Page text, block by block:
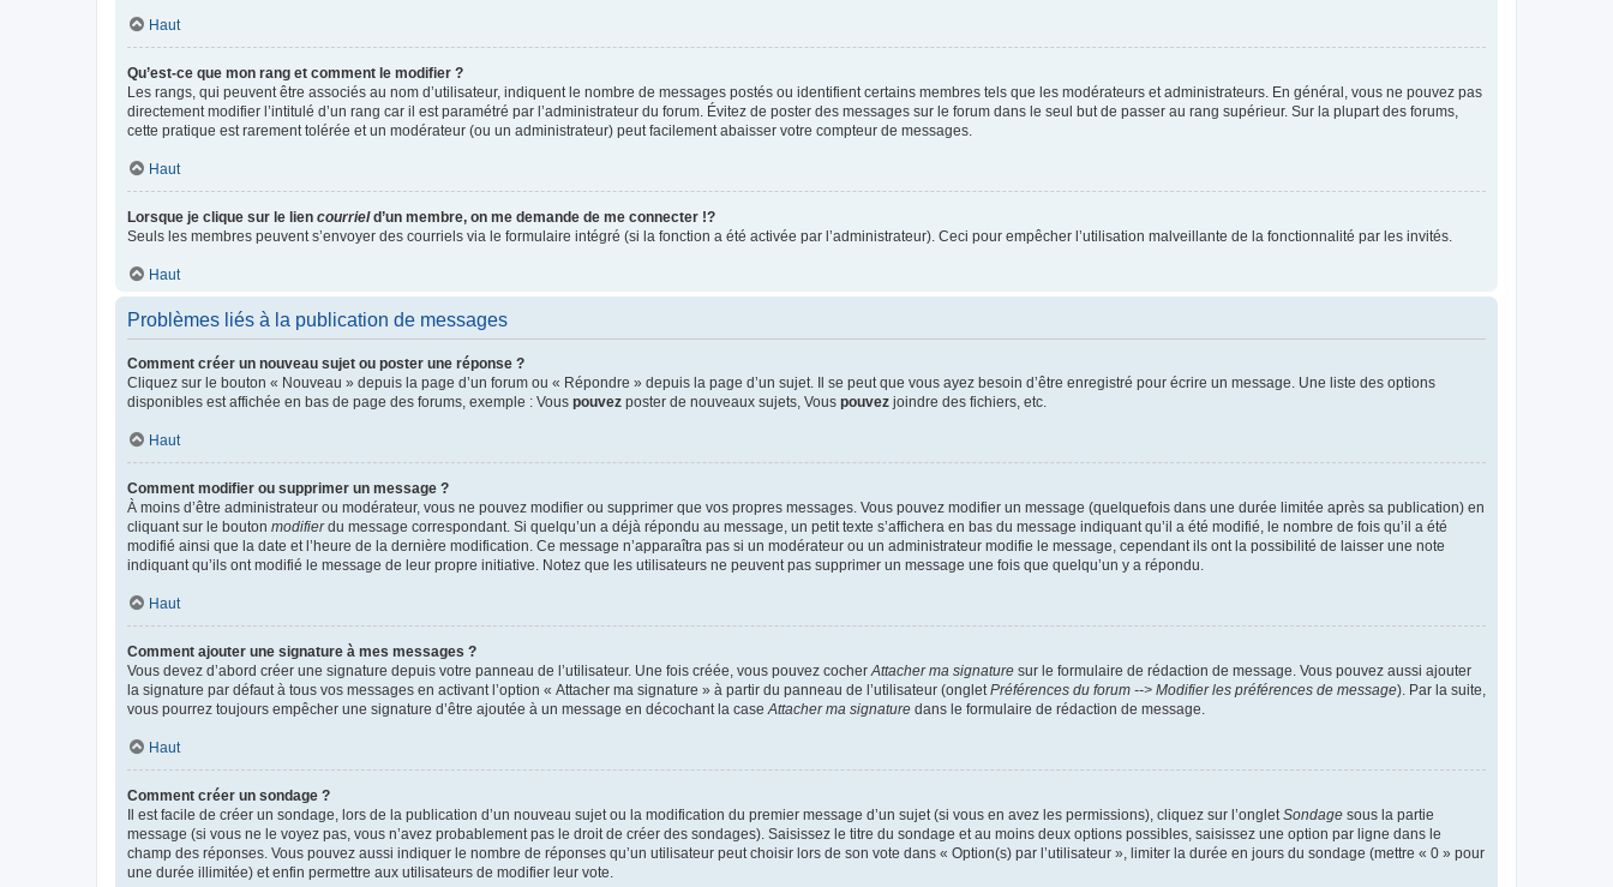
Haut
Qu’est-ce que mon rang et comment le modifier ?
Les rangs, qui peuvent être associés au nom d’utilisateur, indiquent le nombre de messages postés ou identifient certains membres tels que les modérateurs et administrateurs. En général, vous ne pouvez pas
directement modifier l’intitulé d’un rang car il est paramétré par l’administrateur du forum. Évitez de poster des messages sur le forum dans le seul but de passer au rang supérieur. Sur la plupart des forums,
cette pratique est rarement tolérée et un modérateur (ou un administrateur) peut facilement abaisser votre compteur de messages.
Haut
Lorsque je clique sur le lien courrield’un membre, on me demande de me connecter !?
Seuls les membres peuvent s’envoyer des courriels via le formulaire intégré (si la fonction a été activée par l’administrateur). Ceci pour empêcher l’utilisation malveillante de la fonctionnalité par les invités.
Haut
Problèmes liés à la publication de messages
Comment créer un nouveau sujet ou poster une réponse ?
Cliquez sur le bouton « Nouveau » depuis la page d’un forum ou « Répondre » depuis la page d’un sujet. Il se peut que vous ayez besoin d’être enregistré pour écrire un message. Une liste des options
disponibles est affichée en bas de page des forums, exemple : Vous pouvez poster de nouveaux sujets, Vous pouvez joindre des fichiers, etc.
Haut
Comment modifier ou supprimer un message ?
À moins d’être administrateur ou modérateur, vous ne pouvez modifier ou supprimer que vos propres messages. Vous pouvez modifier un message (quelquefois dans une durée limitée après sa publication) en
cliquant sur le bouton modifierdu message correspondant. Si quelqu’un a déjà répondu au message, un petit texte s’affichera en bas du message indiquant qu’il a été modifié, le nombre de fois qu’il a été
modifié ainsi que la date et l’heure de la dernière modification. Ce message n’apparaîtra pas si un modérateur ou un administrateur modifie le message, cependant ils ont la possibilité de laisser une note
indiquant qu’ils ont modifié le message de leur propre initiative. Notez que les utilisateurs ne peuvent pas supprimer un message une fois que quelqu’un y a répondu.
Haut
Comment ajouter une signature à mes messages ?
Vous devez d’abord créer une signature depuis votre panneau de l’utilisateur. Une fois créée, vous pouvez cocher Attacher ma signature sur le formulaire de rédaction de message. Vous pouvez aussi ajouter
la signature par défaut à tous vos messages en activant l’option « Attacher ma signature » à partir du panneau de l’utilisateur (onglet Préférences du forum --> Modifier les préférences de message). Par la suite,
vous pourrez toujours empêcher une signature d’être ajoutée à un message en décochant la case Attacher ma signature dans le formulaire de rédaction de message.
Haut
Comment créer un sondage ?
Il est facile de créer un sondage, lors de la publication d’un nouveau sujet ou la modification du premier message d’un sujet (si vous en avez les permissions), cliquez sur l’onglet Sondage sous la partie
message (si vous ne le voyez pas, vous n’avez probablement pas le droit de créer des sondages). Saisissez le titre du sondage et au moins deux options possibles, saisissez une option par ligne dans le
champ des réponses. Vous pouvez aussi indiquer le nombre de réponses qu’un utilisateur peut choisir lors de son vote dans « Option(s) par l’utilisateur », limiter la durée en jours du sondage (mettre « 0 » pour
une durée illimitée) et enfin permettre aux utilisateurs de modifier leur vote.